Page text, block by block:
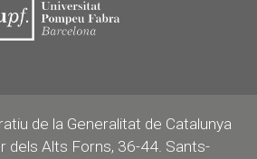
de la Generalitat de Catalunya
dels Alts Forns, 36-44. Sants-